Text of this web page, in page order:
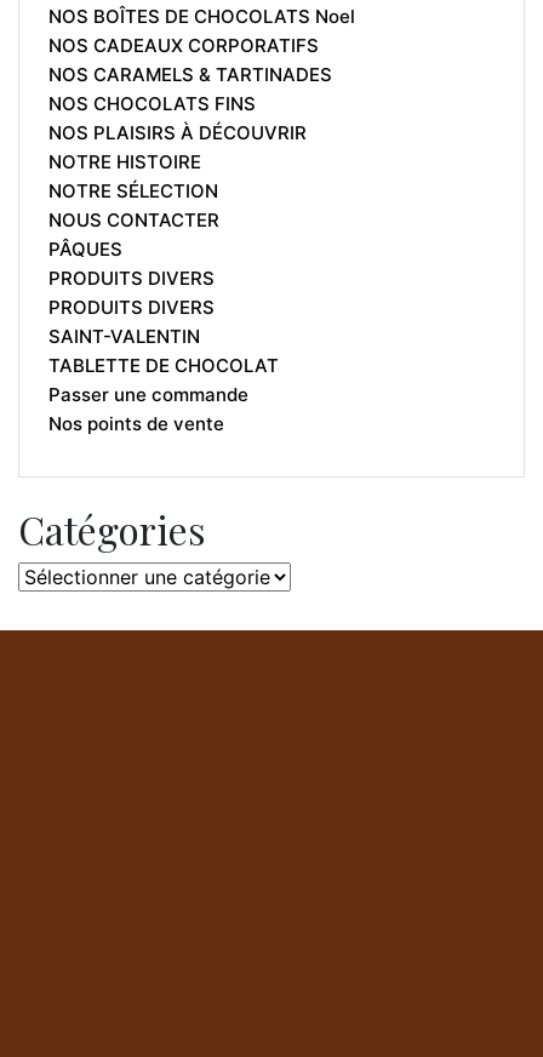
NOS BOÎTES DE CHOCOLATS Noel
NOS CADEAUX CORPORATIFS
NOS CARAMELS & TARTINADES
NOS CHOCOLATS FINS
NOS PLAISIRS À DÉCOUVRIR
NOTRE HISTOIRE
NOTRE SÉLECTION
NOUS CONTACTER
PÂQUES
PRODUITS DIVERS
PRODUITS DIVERS
SAINT-VALENTIN
TABLETTE DE CHOCOLAT
Passer une commande
Nos points de vente
Catégories